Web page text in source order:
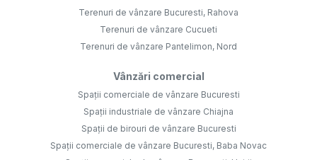
Terenuri de vânzare Bucuresti, Rahova
Terenuri de vânzare Cucueti
Terenuri de vânzare Pantelimon, Nord
Vânzări comercial
Spații comerciale de vânzare Bucuresti
Spații industriale de vânzare Chiajna
Spații de birouri de vânzare Bucuresti
Spații comerciale de vânzare Bucuresti, Baba Novac